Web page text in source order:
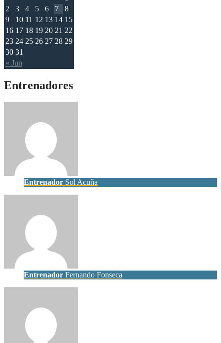
« Jun
2
3 4 5 6 7
8
9
10 11 12 13 14 15
16 17 18 19 20 21 22
23 24 25 26 27 28 29
30 31
Entrenadores
Entrenador Sol Acuña
Entrenador Fernando Fonseca